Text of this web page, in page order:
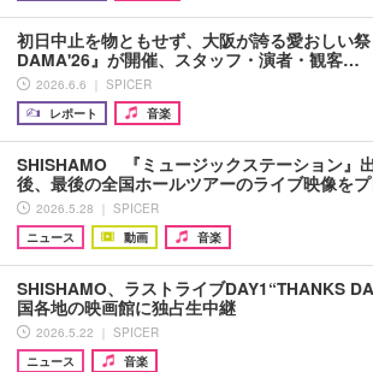
初日中止を物ともせず、大阪が誇る愛おしい
DAMA'26』が開催、スタッフ・演者・観客…
2026.6.6 ｜ SPICER
レポート
音楽
SHISHAMO 『ミュージックステーション』
後、最後の全国ホールツアーのライブ映像を
2026.5.28 ｜ SPICER
ニュース
動画 音楽
SHISHAMO、ラストライブDAY1“THANKS
国各地の映画館に独占生中継
2026.5.22 ｜ SPICER
ニュース
音楽